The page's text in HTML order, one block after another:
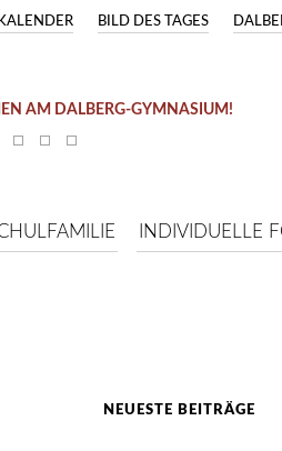
BILD DES TAGES
KALENDER
AM DALBERG-GYMNASIUM!
INDIVIDUELLE
NEUESTE BEITRÄGE